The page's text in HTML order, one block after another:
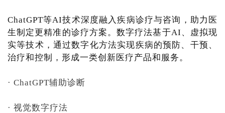
ChatGPT等AI技术深度融入疾病诊疗与咨询，助力医
生制定更精准的诊疗方案。数字疗法基于AI、虚拟现
实等技术，通过数字化方法实现疾病的预防、干预、
治疗和控制，形成一类创新医疗产品和服务。
· ChatGPT辅助诊断
· 视觉数字疗法